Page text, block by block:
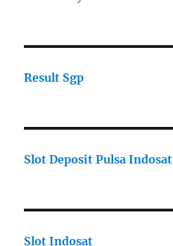
Result Sgp
Slot Deposit Pulsa Indosat
Slot Indosat